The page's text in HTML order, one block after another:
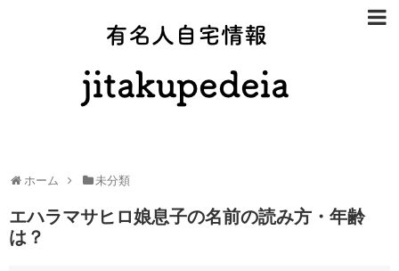
ホーム 未分類
エハラマサヒロ娘息子の名前の読み方・年齢
は？